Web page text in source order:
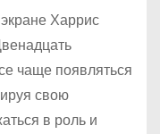
Харрис
чаще появляться
свою
в роль и